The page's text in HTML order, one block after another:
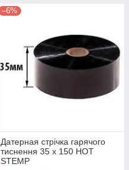
–6%
Датерная стрічка гарячого
тиснення 35 х 150 HOT
STEMP